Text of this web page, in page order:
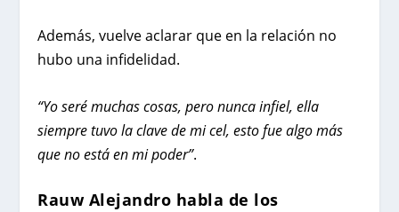
Además, vuelve aclarar que en la relación no
hubo una infidelidad.
“Yo seré muchas cosas, pero nunca infiel, ella
siempre tuvo la clave de mi cel, esto fue algo más
que no está en mi poder”.
Rauw Alejandro habla de los